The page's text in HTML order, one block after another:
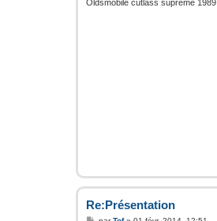
Oldsmobile cutlass supreme 1989
Re:Présentation